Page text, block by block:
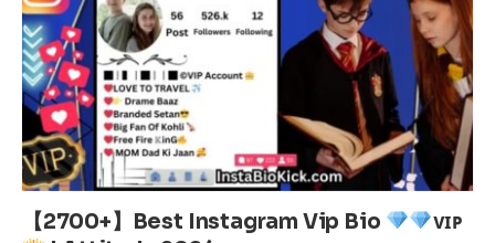
【2700+】Best Instagram Vip Bio
ᴠɪᴘ